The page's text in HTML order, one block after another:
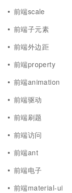
前端scale
前端子元素
前端外边距
前端property
前端animation
前端驱动
前端刷题
前端访问
前端ant
前端电子
前端material-ui